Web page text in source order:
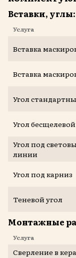
Вставки, углы:
Услуга
Вставка
Вставка
Угол
Угол бесщелевой
Угол под
линии
Угол под карниз
Теневой угол
Монтажные
Услуга
Сверление в